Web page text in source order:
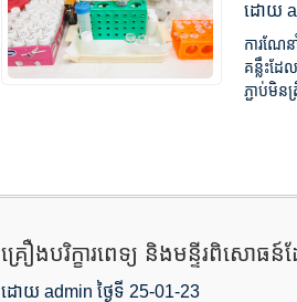
ដោយ
ការណែ
គន្លឹះដ
ភ្ជាប់មិ
គ្រឿងបរិក្ខារពេទ្យ និងមន្ទីរពិសោ
ដោយ admin ថ្ងៃទី 25-01-23